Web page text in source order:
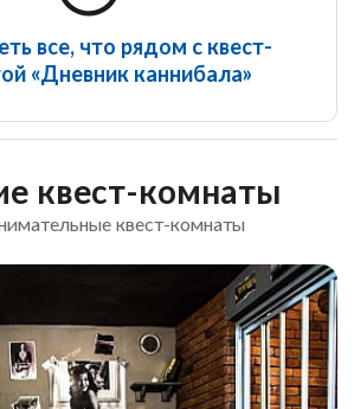
все, что рядом с квест-
«Дневник каннибала»
квест-комнаты
квест-комнаты